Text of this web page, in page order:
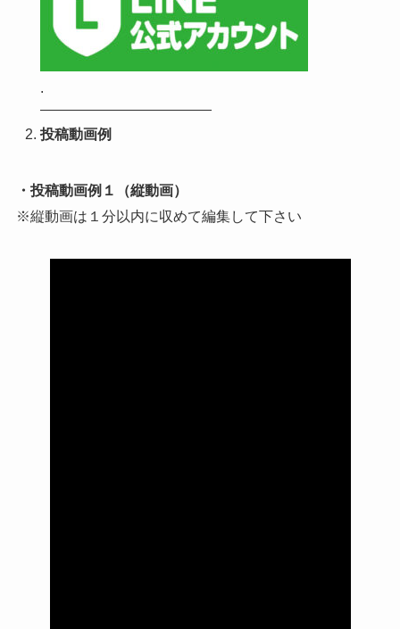
.
————————————
投稿動画例
・投稿動画例１（縦動画）
※縦動画は１分以内に収めて編集して下さい